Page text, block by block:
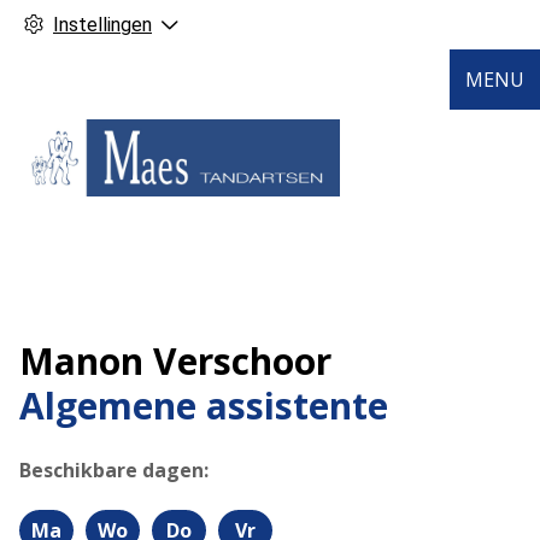
Instellingen
MENU
Manon Verschoor
Algemene assistente
Beschikbare dagen:
Ma Wo Do Vr